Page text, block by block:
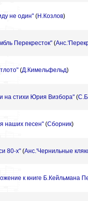
не один" (Н.Козлов)
Перекресток" (
(Д.Кимельфельд)
на стихи Юрия Визбора" (
наших песен" (Сборник)
80-х" (Анс.'Чернильные
к книге Б.Кейльмана